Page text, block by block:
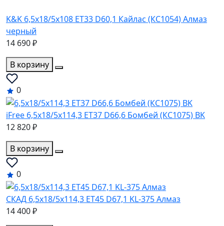
K&K 6,5x18/5x108 ET33 D60,1 Кайлас (КС1054) Алмаз
черный
14 690 ₽
В корзину
0
iFree 6,5x18/5x114,3 ET37 D66,6 Бомбей (КС1075) BK
12 820 ₽
В корзину
0
СКАД 6,5x18/5x114,3 ET45 D67,1 KL-375 Алмаз
14 400 ₽